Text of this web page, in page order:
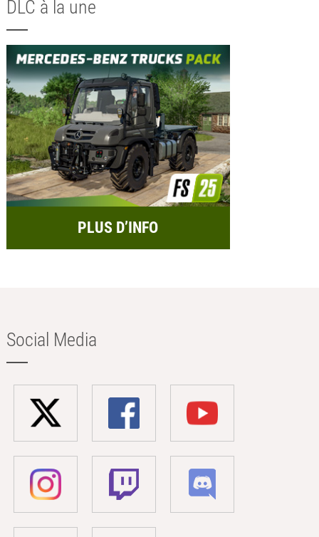
DLC à la une
PLUS D’INFO
Social Media